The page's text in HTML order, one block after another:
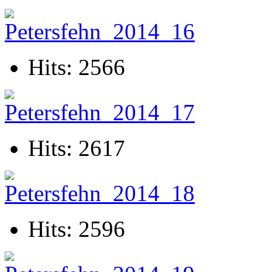
Hits: 2566
Hits: 2617
Hits: 2596